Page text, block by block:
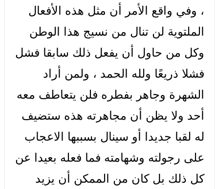
، وفي واقع الأمر أن مثل هذه الأفعال
الملتوية لن تنال من نسيج هذا الوطن
وكل من حاول أن يفعل ذلك سابقا فشل
فشلا ذريعًا ولله الحمد ، ولمن أراد
الشهرة وجاهر بفطره فلن يتعاطف معه
أحد ولا يظن أن مجاهرته هذه ستضيف
له لقبا جديدا أو سينال بسببها الاعجاب
على رجولته وشهامته فما فعله بعيدا عن
كل ذلك بل كان من الممكن أن يزيد